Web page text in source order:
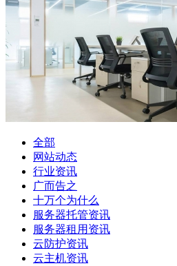
全部
网站动态
行业资讯
广而告之
十万个为什么
服务器托管资讯
服务器租用资讯
云防护资讯
云主机资讯